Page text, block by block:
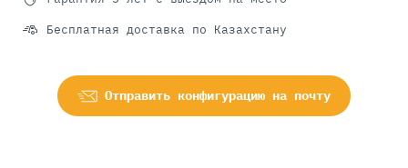
Бесплатная доставка по Казахстану
Отправить конфигурацию на почту